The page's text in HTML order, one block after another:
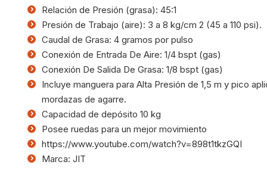
Relación de Presión (grasa): 45:1
Presión de Trabajo (aire): 3 a 8 kg/cm 2 (45 a 110 psi).
Caudal de Grasa: 4 gramos por pulso
Conexión de Entrada De Aire: 1/4 bspt (gas)
Conexión De Salida De Grasa: 1/8 bspt (gas)
Incluye manguera para Alta Presión de 1,5 m y pico
mordazas de agarre.
Capacidad de depósito 10 kg
Posee ruedas para un mejor movimiento
https://www.youtube.com/watch?v=898t1tkzGQI
Marca: JIT